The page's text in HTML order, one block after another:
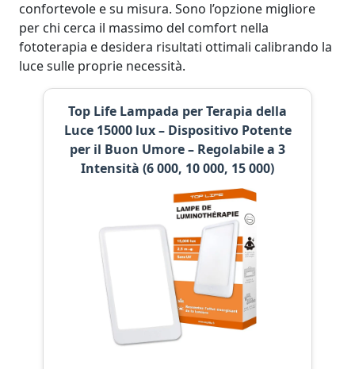
confortevole e su misura. Sono l’opzione migliore
per chi cerca il massimo del comfort nella
fototerapia e desidera risultati ottimali calibrando la
luce sulle proprie necessità.
Top Life Lampada per Terapia della
Luce 15000 lux – Dispositivo Potente
per il Buon Umore – Regolabile a 3
Intensità (6 000, 10 000, 15 000)